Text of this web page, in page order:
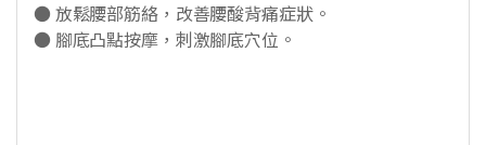
● 放鬆腰部筋絡，改善腰酸背痛症狀。
● 腳底凸點按摩，刺激腳底穴位。